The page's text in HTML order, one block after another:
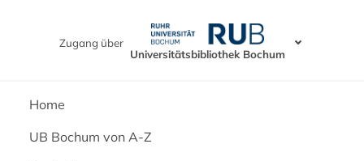
Zugang über
Universitätsbibliothek Bochum
Home
UB Bochum von A-Z